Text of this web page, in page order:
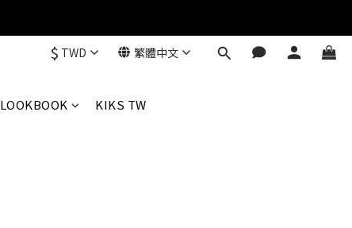
$ TWD 繁體中文
LOOKBOOK KIKS TW